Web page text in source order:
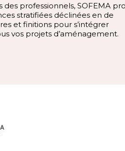
professionnels, SOFEMA
stratifiées déclinées en de
et finitions pour s’intégrer
vos projets d’aménagement.